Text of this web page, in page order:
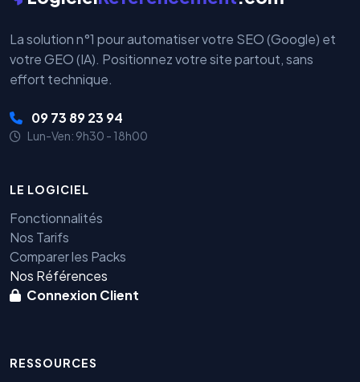
La solution n°1 pour automatiser votre SEO (Google) et
votre GEO (IA). Positionnez votre site partout, sans
effort technique.
09 73 89 23 94
Lun-Ven: 9h30 - 18h00
LE LOGICIEL
Fonctionnalités
Nos Tarifs
Comparer les Packs
Nos Références
Connexion Client
RESSOURCES